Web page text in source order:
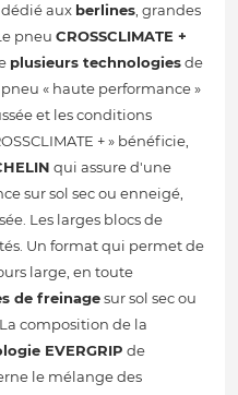
aux berlines, grandes
pneu CROSSCLIMATE +
plusieurs technologiesde
« haute performance »
et les conditions
+ » bénéficie,
qui assure d'une
sur sol sec ou enneigé,
Les larges blocs de
Un format qui permet de
large, en toute
de freinagesur sol sec ou
composition de la
EVERGRIP de
le mélange des